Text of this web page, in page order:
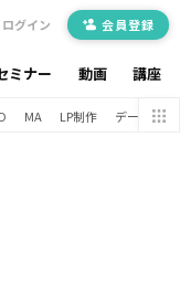
ミナー 動画 講座
ログイン 会員登録
MA LP制作 データ分析